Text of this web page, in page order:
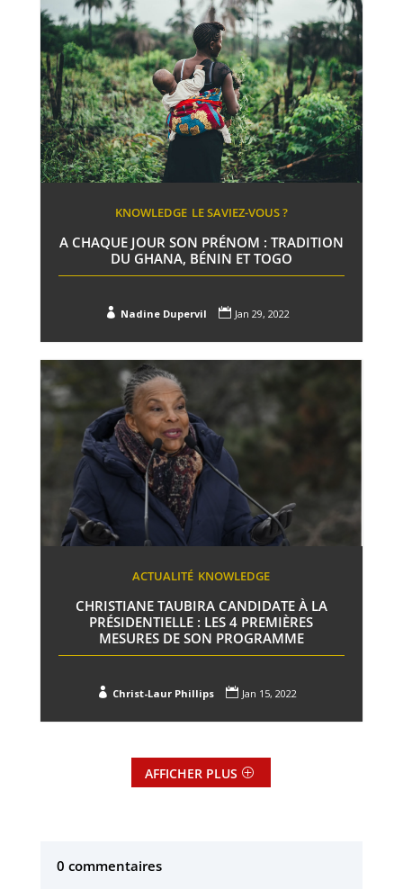
KNOWLEDGE LE SAVIEZ-VOUS ?
A CHAQUE JOUR SON PRÉNOM : TRADITION
DU GHANA, BÉNIN ET TOGO
 Nadine Dupervil  Jan 29, 2022
ACTUALITÉ KNOWLEDGE
CHRISTIANE TAUBIRA CANDIDATE À LA
PRÉSIDENTIELLE : LES 4 PREMIÈRES
MESURES DE SON PROGRAMME
 Christ-Laur Phillips  Jan 15, 2022
AFFICHER PLUS
0 commentaires